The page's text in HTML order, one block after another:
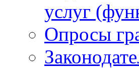
услуг
Опросы